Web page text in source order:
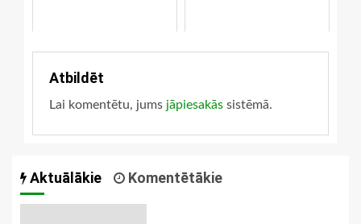
Atbildēt
Lai komentētu, jums jāpiesakās sistēmā.
Aktuālākie Komentētākie